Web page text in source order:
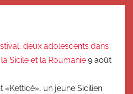
deux adolescents dans
Sicile et la Roumanie 9 août
«Ketticè», un jeune Sicilien